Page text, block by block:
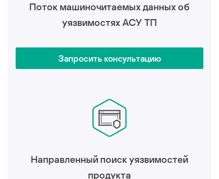
Поток машиночитаемых данных об
уязвимостях АСУ ТП
Запросить консультацию
Направленный поиск уязвимостей
продукта